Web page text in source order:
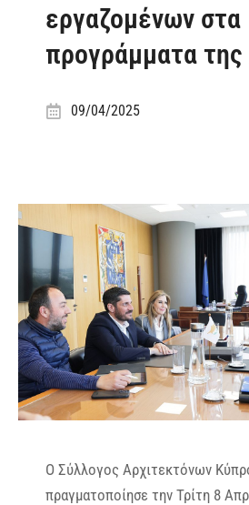
εργαζομένων στα
προγράμματα
09/04/2025
Ο Σύλλογος Αρχιτεκτόνων
πραγματοποίησε την Τρίτη 8